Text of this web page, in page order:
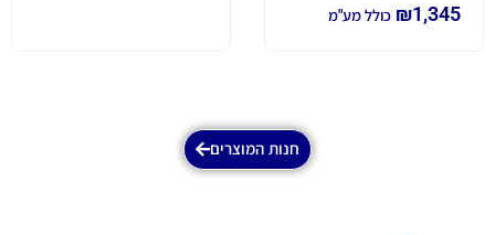
₪1,345 כולל מע"מ
חנות המוצרים